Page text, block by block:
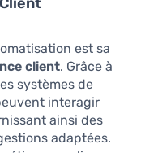
est sa
client. Grâce à
systèmes de
interagir
ainsi des
adaptées.